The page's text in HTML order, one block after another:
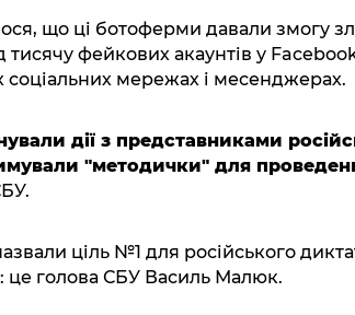
що ці ботоферми давали змогу
фейкових акаунтів у
соціальних мережах і месенджерах.
дії з представниками
"методички" для
ціль №1 для російського
це голова СБУ Василь Малюк.